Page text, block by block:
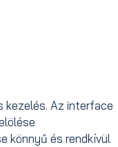
kezelés. Az interface
könnyű és rendkívül